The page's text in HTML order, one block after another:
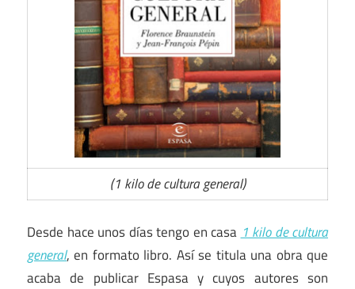
(1 kilo de cultura general)
Desde hace unos días tengo en casa 1 kilo de cultura
general, en formato libro. Así se titula una obra que
acaba de publicar Espasa y cuyos autores son